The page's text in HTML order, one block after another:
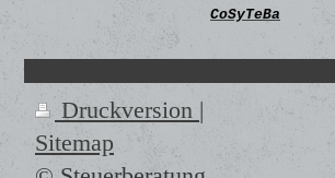
CoSyTeBa
Druckversion |
Sitemap